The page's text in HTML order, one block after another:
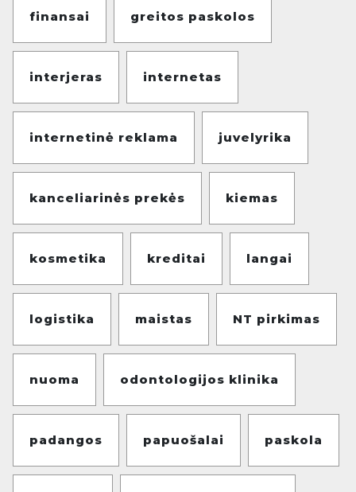
finansai greitos paskolos
interjeras internetas
internetinė reklama juvelyrika
kanceliarinės prekės kiemas
kosmetika kreditai langai
logistika maistas NT pirkimas
nuoma odontologijos klinika
padangos papuošalai paskola